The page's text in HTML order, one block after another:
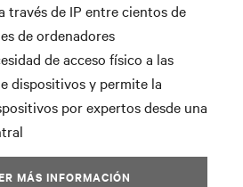
través de IP entre cientos de
de ordenadores
de acceso físico a las
dispositivos y permite la
por expertos desde una
MÁS INFORMACIÓN